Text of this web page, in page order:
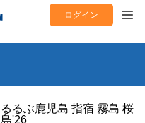
ログイン
るるぶ鹿児島 指宿 霧島 桜
島'26